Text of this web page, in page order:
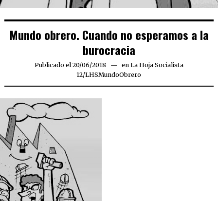
Mundo obrero. Cuando no esperamos a la
burocracia
Publicado el 20/06/2018 en La Hoja Socialista
12/LHSMundoObrero